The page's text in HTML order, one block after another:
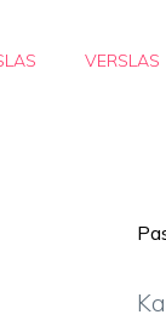
VERSLAS